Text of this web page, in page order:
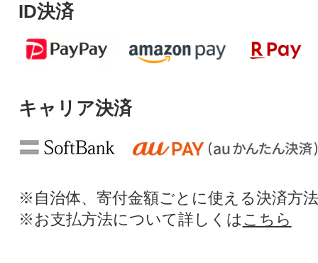
ID決済
キャリア決済
※自治体、寄付金額ごとに使える決済方
※お支払方法について詳しくは こちら